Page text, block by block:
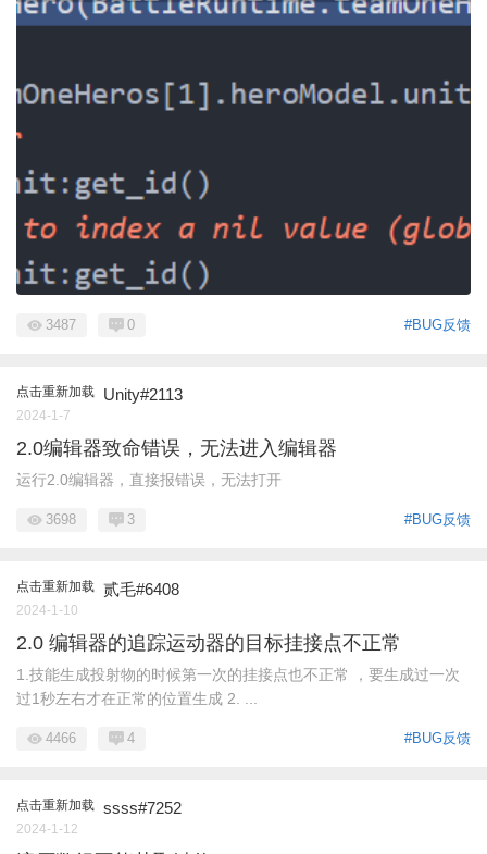
#BUG反馈
3487 0
点击重新加载 Unity#2113
2024-1-7
2.0编辑器致命错误，无法进入编辑器
运行2.0编辑器，直接报错误，无法打开
#BUG反馈
3698 3
点击重新加载 贰毛#6408
2024-1-10
2.0 编辑器的追踪运动器的目标挂接点不正常
1.技能生成投射物的时候第一次的挂接点也不正常 ，要生成过一次
过1秒左右才在正常的位置生成 2. ...
#BUG反馈
4466 4
点击重新加载 ssss#7252
2024-1-12